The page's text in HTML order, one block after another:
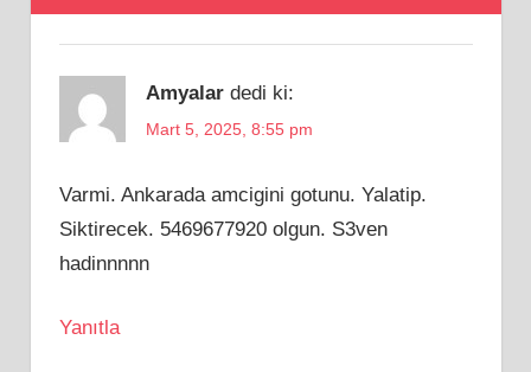
Amyalar dedi ki:
Mart 5, 2025, 8:55 pm
Varmi. Ankarada amcigini gotunu. Yalatip.
Siktirecek. 5469677920 olgun. S3ven
hadinnnnn
Yanıtla